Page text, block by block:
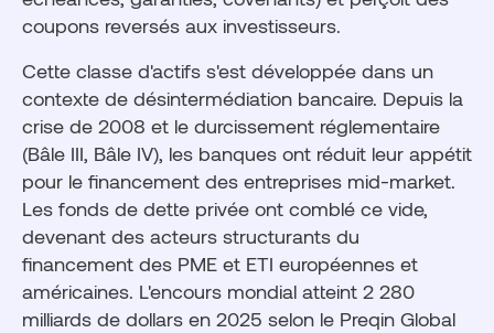
coupons reversés aux investisseurs.
Cette classe d'actifs s'est développée dans un
contexte de désintermédiation bancaire. Depuis la
crise de 2008 et le durcissement réglementaire
(Bâle III, Bâle IV), les banques ont réduit leur appétit
pour le financement des entreprises mid-market.
Les fonds de dette privée ont comblé ce vide,
devenant des acteurs structurants du
financement des PME et ETI européennes et
américaines. L'encours mondial atteint 2 280
milliards de dollars en 2025 selon le Preqin Global